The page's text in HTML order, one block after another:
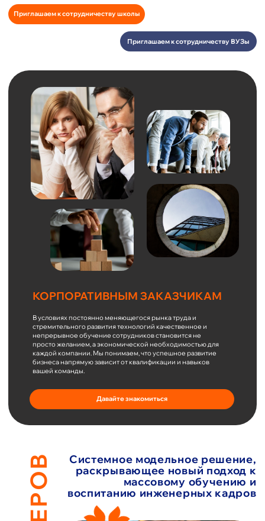
стремительного развития технологий качественное и
непрерывное обучение сотрудников становится не
просто желанием, а экономической необходимостью для
каждой компании. Мы понимаем, что успешное развитие
ИНЖЕНЕРОВ Системное модельное решение,
раскрывающее новый подход к
массовому обучению и
воспитанию инженерных кадров
ЗНАКОМИТЬСЯ С ПРОЕКТОМ